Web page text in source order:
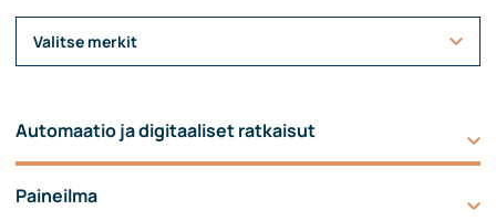
Valitse merkit
Automaatio ja digitaaliset ratkaisut
Paineilma